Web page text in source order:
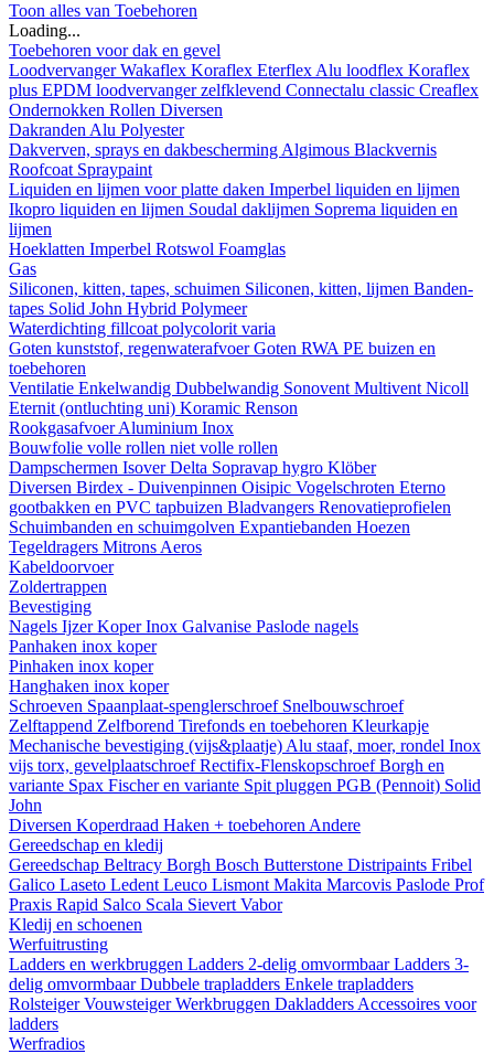
Toon alles van Toebehoren
Loading...
Toebehoren voor dak en gevel
LoodvervangerWakaflex Koraflex Eterflex Alu loodflex Koraflex
plus EPDM loodvervanger zelfklevend Connectalu classic Creaflex
Ondernokken Rollen Diversen
Dakranden Alu Polyester
Dakverven, sprays en dakbescherming Algimous Blackvernis
Roofcoat Spraypaint
Liquiden en lijmen voor platte daken Imperbel liquiden en lijmen
Ikopro liquiden en lijmen Soudal daklijmen Soprema liquiden en
lijmen
Hoeklatten Imperbel Rotswol Foamglas
Gas
Siliconen, kitten, tapes, schuimen Siliconen, kitten, lijmen Banden-
tapes Solid John Hybrid Polymeer
Waterdichting fillcoat polycolorit varia
Goten kunststof, regenwaterafvoerGoten RWA PE buizen en
toebehoren
Ventilatie Enkelwandig Dubbelwandig Sonovent Multivent Nicoll
Eternit (ontluchting uni) Koramic Renson
RookgasafvoerAluminium Inox
Bouwfolie volle rollen niet volle rollen
Dampschermen IsoverDelta Sopravap hygro Klöber
Diversen Birdex - Duivenpinnen Oisipic Vogelschroten Eterno
gootbakken en PVC tapbuizen Bladvangers Renovatieprofielen
Schuimbanden en schuimgolven Expantiebanden Hoezen
Tegeldragers Mitrons Aeros
Kabeldoorvoer
Zoldertrappen
Bevestiging
Nagels IjzerKoperInox Galvanise Paslode nagels
Panhaken inox koper
Pinhaken inox koper
Hanghaken inox koper
Schroeven Spaanplaat-spenglerschroef Snelbouwschroef
Zelftappend Zelfborend Tirefonds en toebehoren Kleurkapje
Mechanische bevestiging (vijs&plaatje) Alu staaf, moer, rondel Inox
vijs torx, gevelplaatschroefRectifix-FlenskopschroefBorgh en
variante Spax Fischer en variante Spit pluggen PGB (Pennoit) Solid
John
Diversen Koperdraad Haken + toebehoren Andere
Gereedschap en kledij
Gereedschap Beltracy Borgh Bosch Butterstone Distripaints Fribel
Galico Laseto Ledent Leuco Lismont Makita Marcovis Paslode Prof
Praxis Rapid Salco Scala Sievert Vabor
Kledij en schoenen
Werfuitrusting
Ladders en werkbruggen Ladders 2-delig omvormbaarLadders 3-
delig omvormbaarDubbele trapladders Enkele trapladders
RolsteigerVouwsteigerWerkbruggen Dakladders Accessoires voor
ladders
Werfradios